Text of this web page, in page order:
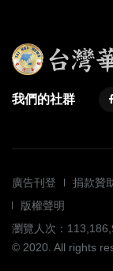
我們的社群
廣告刊登 捐款贊
版權聲明
瀏覽人次：
© 2020. All rights